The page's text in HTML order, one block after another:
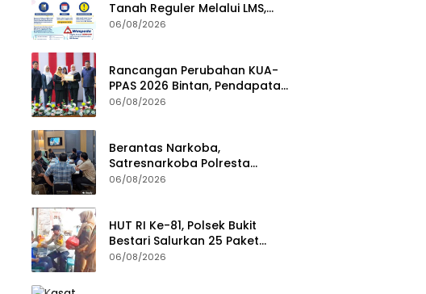
Tanah Reguler Melalui LMS,
Waspadai Penipuan Atasnama
06/08/2026
Rancangan Perubahan KUA-
PPAS 2026 Bintan, Pendapatan
Transfer Pusat Diproyeksi Naik
06/08/2026
Berantas Narkoba,
Satresnarkoba Polresta
Tanjungpinang Perkuat Sinergi
06/08/2026
HUT RI Ke-81, Polsek Bukit
Bestari Salurkan 25 Paket
Bansos Untuk Warga di
06/08/2026